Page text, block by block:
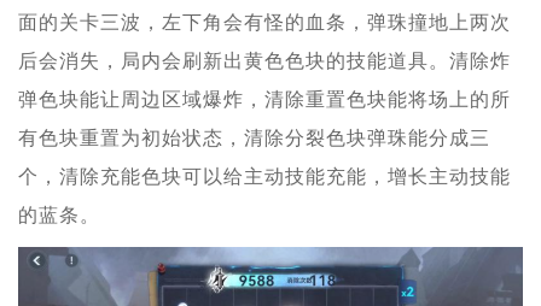
面的关卡三波，左下角会有怪的血条，弹珠撞地上两次
后会消失，局内会刷新出黄色色块的技能道具。清除炸
弹色块能让周边区域爆炸，清除重置色块能将场上的所
有色块重置为初始状态，清除分裂色块弹珠能分成三
个，清除充能色块可以给主动技能充能，增长主动技能
的蓝条。